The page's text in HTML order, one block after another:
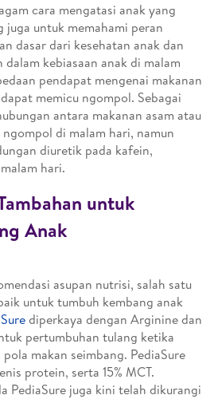
cara mengatasi anak yang
untuk memahami peran
dasar dari kesehatan anak dan
kebiasaan anak di malam
pendapat mengenai makanan
memicu ngompol. Sebagai
antara makanan asam atau
di malam hari, namun
diuretik pada kafein,
hari.
untuk
Anak
asupan nutrisi, salah satu
untuk tumbuh kembang anak
diperkaya dengan Arginine dan
pertumbuhan tulang ketika
makan seimbang. PediaSure
protein, serta 15% MCT.
PediaSure juga kini telah dikurangi